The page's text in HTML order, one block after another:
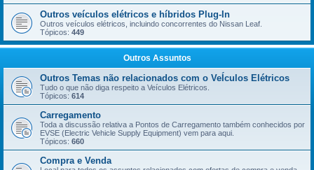
Outros veículos elétricos e híbridos Plug-In
Outros veículos elétricos, incluindo concorrentes do Nissan Leaf.
Tópicos: 449
Outros Assuntos
Outros Temas não relacionados com o VeÍculos Elétricos
Tudo o que não diga respeito a Veículos Elétricos.
Tópicos: 614
Carregamento
Toda a discussão relativa a Pontos de Carregamento também conhecidos por
EVSE (Electric Vehicle Supply Equipment) vem para aqui.
Tópicos: 660
Compra e Venda